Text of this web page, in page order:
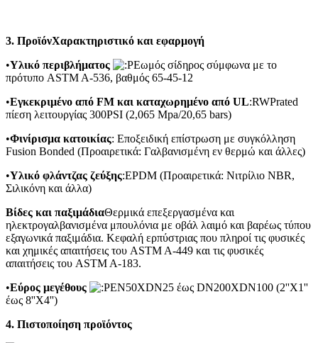
3. ΠροϊόνΧαρακτηριστικό και εφαρμογή
•Υλικό περιβλήματος
ωμός σίδηρος σύμφωνα με το
πρότυπο ASTM A-536, βαθμός 65-45-12
•Εγκεκριμένο από FM και καταχωρημένο από UL:RWPrated
πίεση λειτουργίας 300PSI (2,065 Mpa/20,65 bars)
•Φινίρισμα κατοικίας: Εποξειδική επίστρωση με συγκόλληση
Fusion Bonded (Προαιρετικά: Γαλβανισμένη εν θερμώ και άλλες)
•Υλικό φλάντζας ζεύξης:EPDM (Προαιρετικά: Νιτρίλιο NBR,
Σιλικόνη και άλλα)
Βίδες και παξιμάδιαΘερμικά επεξεργασμένα και
ηλεκτρογαλβανισμένα μπουλόνια με οβάλ λαιμό και βαρέως τύπου
εξαγωνικά παξιμάδια. Κεφαλή ερπύστριας που πληροί τις φυσικές
και χημικές απαιτήσεις του ASTM A-449 και τις φυσικές
απαιτήσεις του ASTM A-183.
•Εύρος μεγέθους
N50XDN25 έως DN200XDN100 (2''X1''
έως 8''X4'')
4. Πιστοποίηση προϊόντος